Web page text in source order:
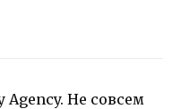
Agency. Не совсем